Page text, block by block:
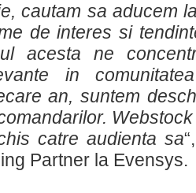
cautam sa aducem
de interes si
acesta ne
in
an, suntem
catre audienta sa
Partner la Evensys.